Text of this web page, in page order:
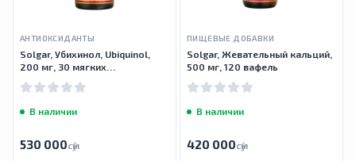
АНТИОКСИДАНТЫ
Solgar, Убихинол, Ubiquinol,
200 мг, 30 мягких
желатиновых капсул
В наличии
530 000сӯм
ПИЩЕВЫЕ ДОБАВКИ
Solgar, Жевательный кальций,
500 мг, 120 вафель
В наличии
420 000сӯм